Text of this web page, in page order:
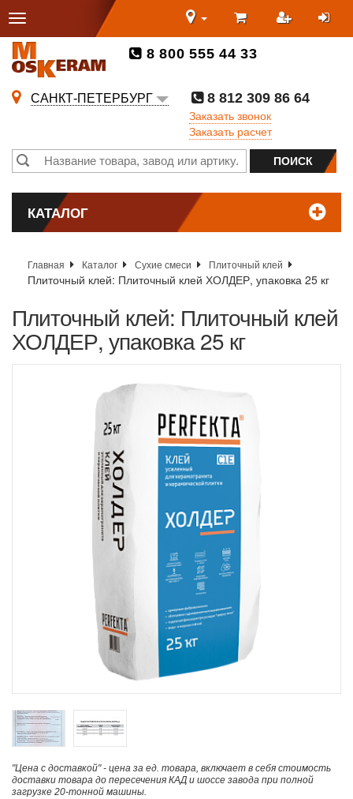
8 800 555 44 33
САНКТ-ПЕТЕРБУРГ
8 812 309 86 64
Заказать звонок
Заказать расчет
КАТАЛОГ
Главная Каталог Сухие смеси Плиточный клей
Плиточный клей: Плиточный клей ХОЛДЕР, упаковка 25 кг
Плиточный клей: Плиточный клей
ХОЛДЕР, упаковка 25 кг
"Цена с доставкой" - цена за ед. товара, включает в себя стоимость
доставки товара до пересечения КАД и шоссе завода при полной
загрузке 20-тонной машины.